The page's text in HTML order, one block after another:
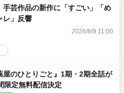
手芸作品の新作に「すごい」「め
レ」反響
2026/8/9 11:00
屋のひとりごと』1期・2期全話が
限定無料配信決定